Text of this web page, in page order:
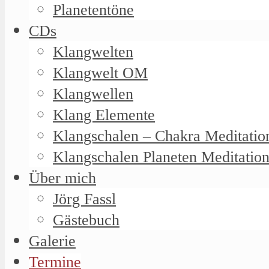
Planetentöne
CDs
Klangwelten
Klangwelt OM
Klangwellen
Klang Elemente
Klangschalen – Chakra
Klangschalen Planeten Meditation
Über mich
Jörg Fassl
Gästebuch
Galerie
Termine